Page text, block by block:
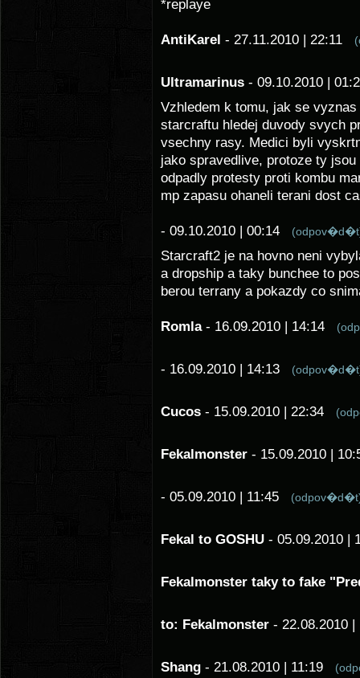
*replaye
AntiKarel - 27.11.2010 | 22:11
Ultramarinus - 09.10.2010 |
Vzhledem k tomu, jak se
starcraftu hledej duvody svych
vsechny rasy. Medici byli
jako spravedlive, protoze ty
odpadly protesty proti kombu
mp zapasu ohaneli terani dost
- 09.10.2010 | 00:14
Starcraft2 je na hovno neni
a dropship a taky bunchee to
berou terrany a pokazdy co
Romla - 16.09.2010 | 14:14
- 16.09.2010 | 14:13
Cucos - 15.09.2010 | 22:34
Fekalmonster - 15.09.2010 |
- 05.09.2010 | 11:45
Fekal to GOSHU - 05.09.2010
Fekalmonster taky to fake
to: Fekalmonster - 22.08.2010
Shang - 21.08.2010 | 11:19